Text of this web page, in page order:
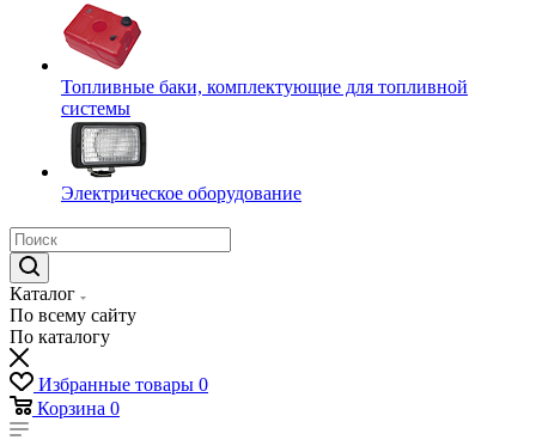
Топливные баки, комплектующие для топливной
системы
Электрическое оборудование
Каталог
По всему сайту
По каталогу
Избранные товары 0
Корзина 0